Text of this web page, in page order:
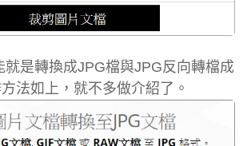
就是轉換成JPG檔與JPG反向轉檔成
法如上，就不多做介紹了。